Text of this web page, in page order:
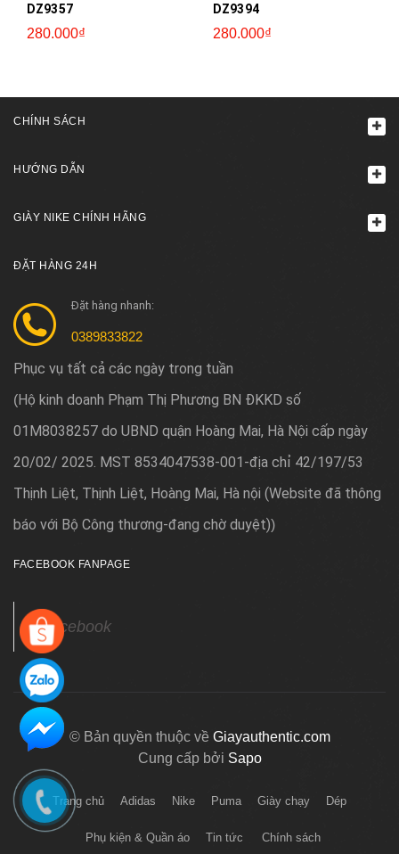
DZ9357
280.000₫
DZ9394
280.000₫
CHÍNH SÁCH
HƯỚNG DẪN
GIÀY NIKE CHÍNH HÃNG
ĐẶT HÀNG 24H
Đặt hàng nhanh:
0389833822
Phục vụ tất cả các ngày trong tuần
(Hộ kinh doanh Phạm Thị Phương BN ĐKKD số
01M8038257 do UBND quận Hoàng Mai, Hà Nội cấp ngày
20/02/ 2025. MST 8534047538-001-địa chỉ 42/197/53
Thịnh Liệt, Thịnh Liệt, Hoàng Mai, Hà nội (Website đã thông
báo với Bộ Công thương-đang chờ duyệt))
FACEBOOK FANPAGE
Facebook
© Bản quyền thuộc về Giayauthentic.com
Cung cấp bởi Sapo
Trang chủ Adidas Nike Puma Giày chạy Dép
Phụ kiện & Quần áo Tin tức Chính sách